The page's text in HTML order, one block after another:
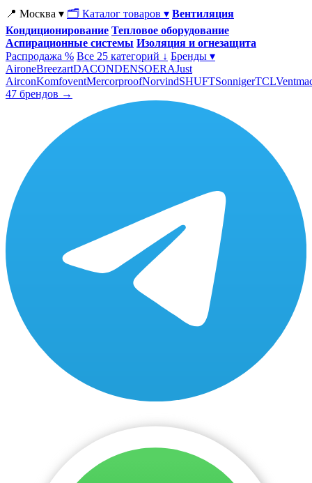
📍 Москва ▾ 🗂 Каталог товаров ▾ Вентиляция
Кондиционирование Тепловое оборудование
Аспирационные системы Изоляция и огнезащита
Распродажа % Все 25 категорий ↓ Бренды ▾
AironeBreezartDACONDENSOERAJust
AirconKomfoventMercorproofNorvindSHUFTSonnigerTCL
47 брендов →